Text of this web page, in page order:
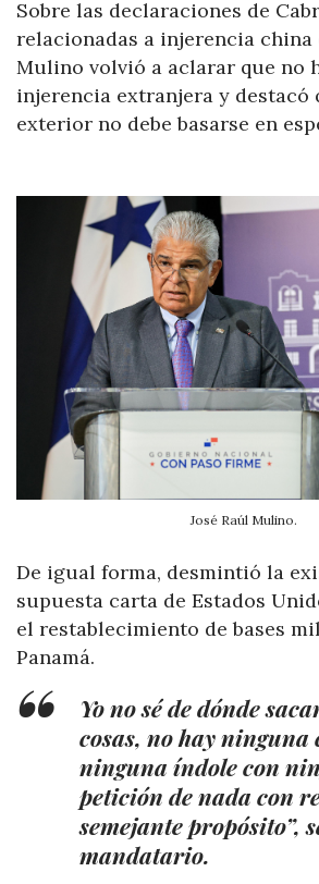
Sobre las declaraciones de
relacionadas a injerencia china
Mulino volvió a aclarar que no
injerencia extranjera y destacó
exterior no debe basarse en
José Raúl Mulino.
De igual forma, desmintió la
supuesta carta de Estados
el restablecimiento de bases
Panamá.
Yo no sé de dónde
cosas, no hay ninguna
ninguna índole con
petición de nada con
semejante propósito”,
mandatario.